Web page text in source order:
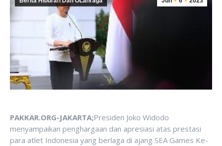
PAKKAR.ORG-JAKARTA;Presiden Joko Widodo
menyampaikan penghargaan dan apresiasi atas prestasi
para atlet Indonesia yang berlaga di ajang SEA Games Ke-